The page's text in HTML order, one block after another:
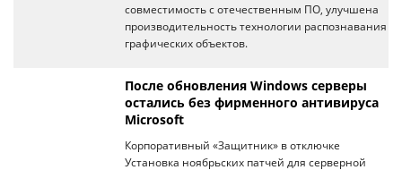
совместимость с отечественным ПО, улучшена
производительность технологии распознавания
графических объектов.
После обновления Windows серверы
остались без фирменного антивируса
Microsoft
Корпоративный «Защитник» в отключке
Установка ноябрьских патчей для серверной